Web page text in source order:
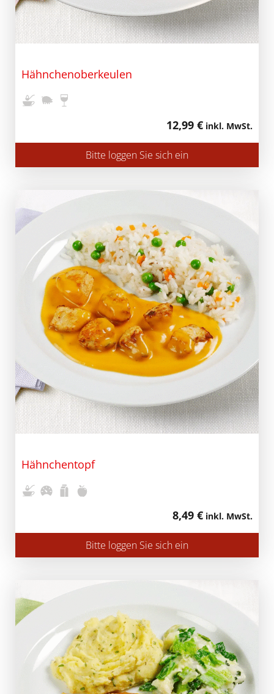
Hähnchenoberkeulen
12,99 € inkl. MwSt.
Bitte loggen Sie sich ein
Hähnchentopf
8,49 € inkl. MwSt.
Bitte loggen Sie sich ein